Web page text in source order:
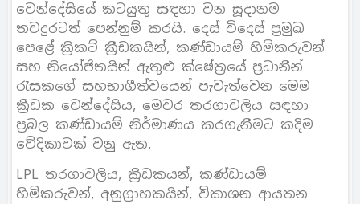
වෙන්දේසියේ කටයුතු සඳහා වන සූදානම
තවදුරටත් පෙන්නුම් කරයි. දෙස් විදෙස් ප්‍රමුඛ
පෙළේ ක්‍රිකට් ක්‍රීඩකයින්, කණ්ඩායම් හිමිකරුවන්
සහ නියෝජිතයින් ඇතුළු ක්ෂේත්‍රයේ ප්‍රධානීන්
රැසකගේ සහභාගීත්වයෙන් පැවැත්වෙන මෙම
ක්‍රීඩක වෙන්දේසිය, මෙවර තරගාවලිය සඳහා
ප්‍රබල කණ්ඩායම් නිර්මාණය කරගැනීමට කදිම
වේදිකාවක් වනු ඇත.
LPL තරගාවලිය, ක්‍රීඩකයන්, කණ්ඩායම්
හිමිකරුවන්, අනුග්‍රාහකයින්, විකාශන ආයතන